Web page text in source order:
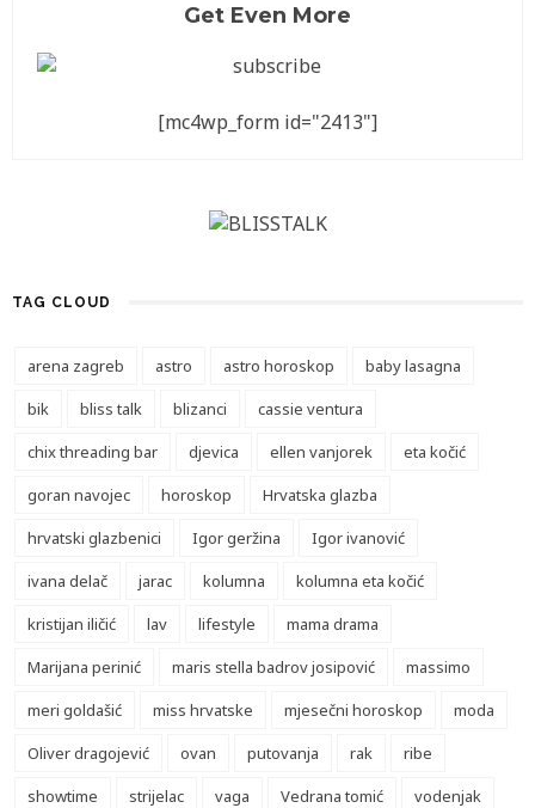
Get Even More
[mc4wp_form id="2413"]
TAG CLOUD
arena zagreb astro astro horoskop
baby lasagna
bik
bliss talk blizanci
cassie ventura
chix threading bar
djevica ellen vanjorek
eta kočić
goran navojec
horoskop
Hrvatska glazba
hrvatski glazbenici
Igor geržina
Igor ivanović
ivana delač
jarac kolumna
kolumna eta kočić
kristijan iličić
lav lifestyle
mama drama
Marijana perinić
maris stella badrov josipović
massimo
meri goldašić
miss hrvatske mjesečni horoskop
moda
Oliver dragojević
ovan putovanja rak
ribe
showtime
strijelac vaga Vedrana tomić
vodenjak